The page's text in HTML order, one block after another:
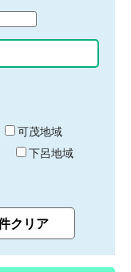
可茂地域
下呂地域